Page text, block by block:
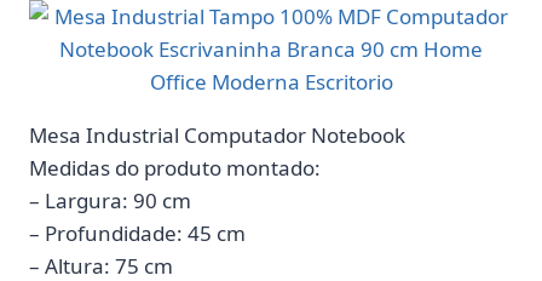
Mesa Industrial Computador Notebook
Medidas do produto montado:
– Largura: 90 cm
– Profundidade: 45 cm
– Altura: 75 cm